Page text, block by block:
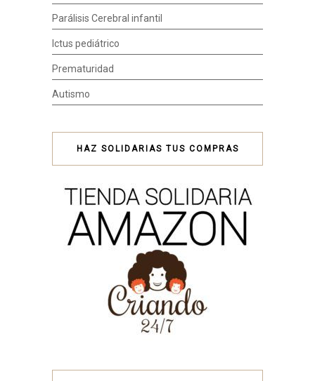
Parálisis Cerebral infantil
Ictus pediátrico
Prematuridad
Autismo
HAZ SOLIDARIAS TUS COMPRAS